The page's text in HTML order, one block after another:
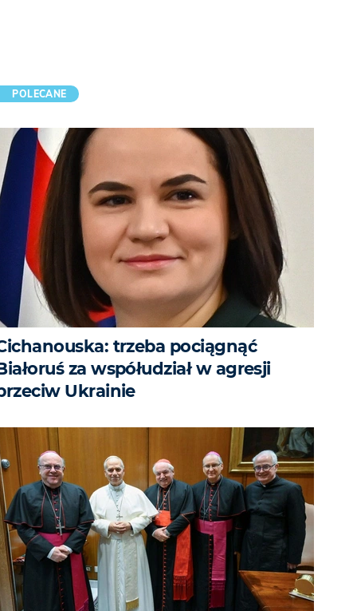
POLECANE
trzeba pociągnąć
za współudział w agresji
Ukrainie